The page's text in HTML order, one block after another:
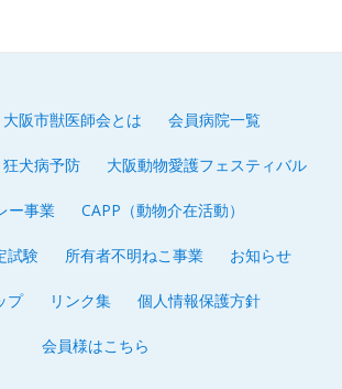
大阪市獣医師会とは 会員病院一覧
狂犬病予防 大阪動物愛護フェスティバル
ー事業 CAPP（動物介在活動）
試験 所有者不明ねこ事業 お知らせ
プ リンク集 個人情報保護方針
会員様はこちら